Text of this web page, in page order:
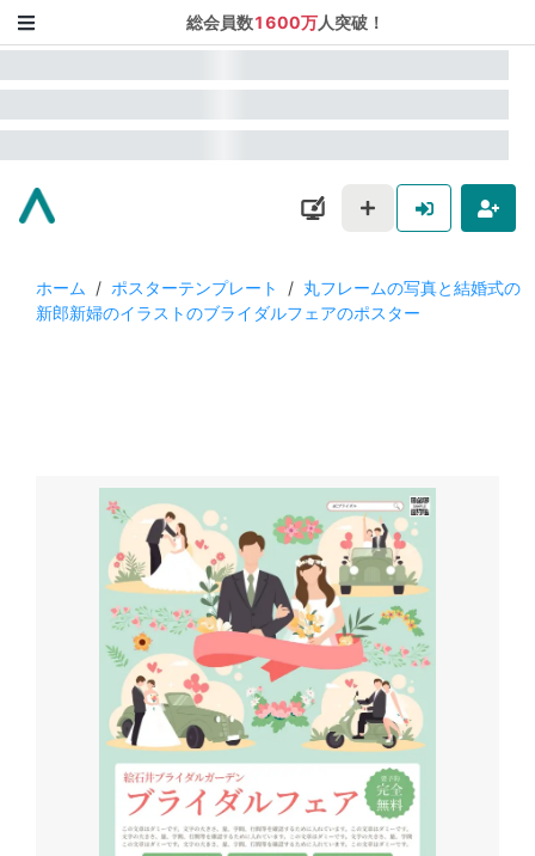
総会員数1600万人突破！
ホーム / ポスターテンプレート / 丸フレームの写真と結婚式の
新郎新婦のイラストのブライダルフェアのポスター